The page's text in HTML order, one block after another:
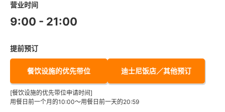
营业时间
9:00 - 21:00
提前预订
餐饮设施的优先带位 迪士尼饭店／其他预订
[餐饮设施的优先带位申请时间]
用餐日前一个月的10:00～用餐日前一天的20:59